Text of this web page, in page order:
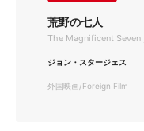
荒野の七人
The Magnificent
ジョン・スタージェス
外国映画/Foreign Film